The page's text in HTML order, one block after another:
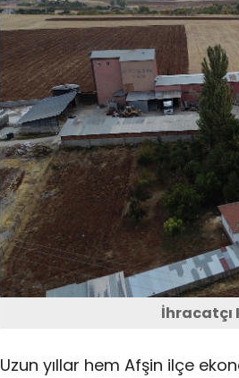
İhracatçı
Uzun yıllar hem Afşin ilçe